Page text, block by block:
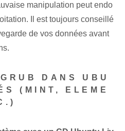
manipulation peut endo
Il est toujours conseillé
de vos données avant
DANS UBU
(MINT, ELEME